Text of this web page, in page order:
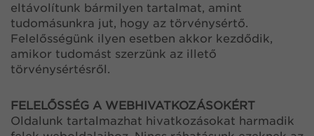
eltávolítunk bármilyen tartalmat, amint
tudomásunkra jut, hogy az törvénysértő.
Felelősségünk ilyen esetben akkor kezdődik,
amikor tudomást szerzünk az illető
törvénysértésről.
FELELŐSSÉG A WEBHIVATKOZÁSOKÉRT
Oldalunk tartalmazhat hivatkozásokat harmadik